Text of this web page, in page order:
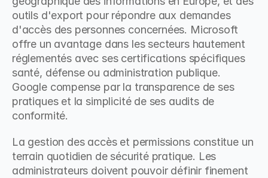
outils d'export pour répondre aux demandes
d'accès des personnes concernées. Microsoft
offre un avantage dans les secteurs hautement
réglementés avec ses certifications spécifiques
santé, défense ou administration publique.
Google compense par la transparence de ses
pratiques et la simplicité de ses audits de
conformité.
La gestion des accès et permissions constitue un
terrain quotidien de sécurité pratique. Les
administrateurs doivent pouvoir définir finement